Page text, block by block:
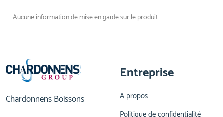
Aucune information de mise en garde sur le produit.
Chardonnens Boissons
Entreprise
A propos
Politique de confidentialité